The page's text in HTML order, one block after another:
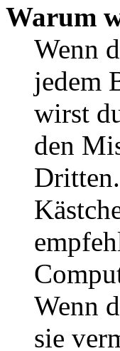
Warum
Wenn
jedem
wirst
den
Wenn
sie